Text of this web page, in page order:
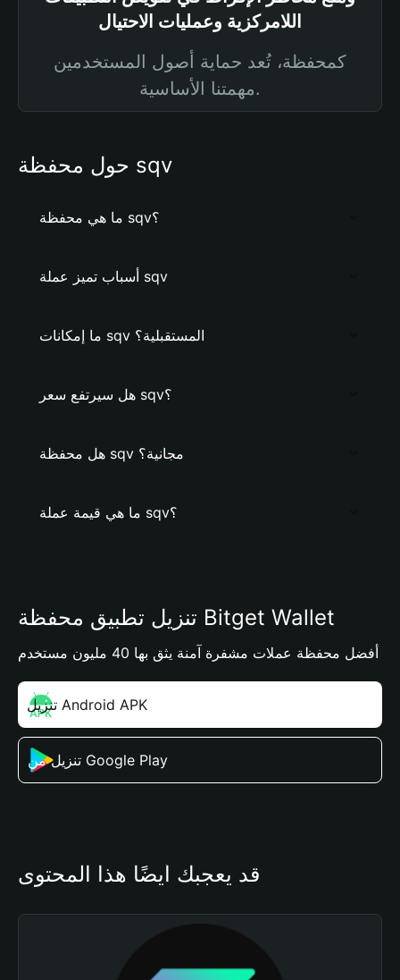
اللامركزية وعمليات الاحتيال
كمحفظة، تُعد حماية أصول المستخدمين
مهمتنا الأساسية.
حول محفظة sqv
ما هي محفظة sqv؟
أسباب تميز عملة sqv
ما إمكانات sqv المستقبلية؟
هل سيرتفع سعر sqv؟
هل محفظة sqv مجانية؟
ما هي قيمة عملة sqv؟
تنزيل تطبيق محفظة Bitget Wallet
أفضل محفظة عملات مشفرة آمنة يثق بها 40 مليون مستخدم
تنزيل Android APK
تنزيل من Google Play
قد يعجبك أيضًا هذا المحتوى